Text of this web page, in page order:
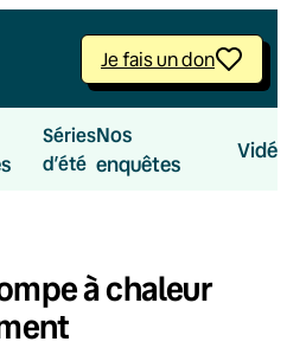
Je fais un don
Séries
d’été
Nos
enquêtes
à chaleur